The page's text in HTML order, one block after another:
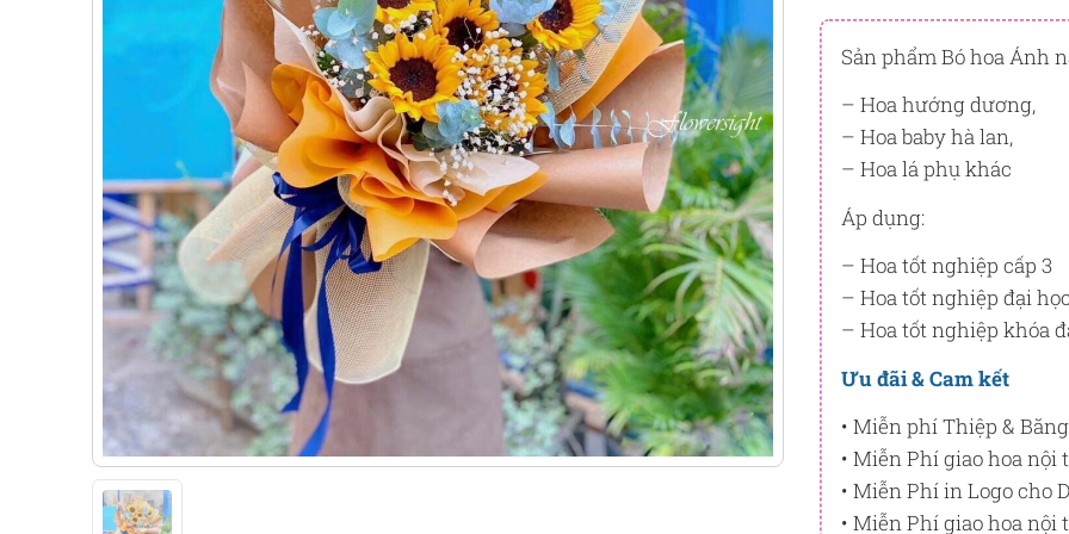
Đây là số PointSight ước
tương ứng với quyền lợi
Flowersight.
Đăng nhập
hoặc Đăng ký
bạn.
Sản phẩm Bó hoa Ánh
– Hoa hướng dương,
– Hoa baby hà lan,
– Hoa lá phụ khác
Áp dụng:
– Hoa tốt nghiệp cấp 3
– Hoa tốt nghiệp đại
– Hoa tốt nghiệp khóa
Ưu đãi & Cam kết
• Miễn phí Thiệp &
• Miễn Phí giao hoa nội
• Miễn Phí in Logo cho
• Miễn Phí giao hoa nội